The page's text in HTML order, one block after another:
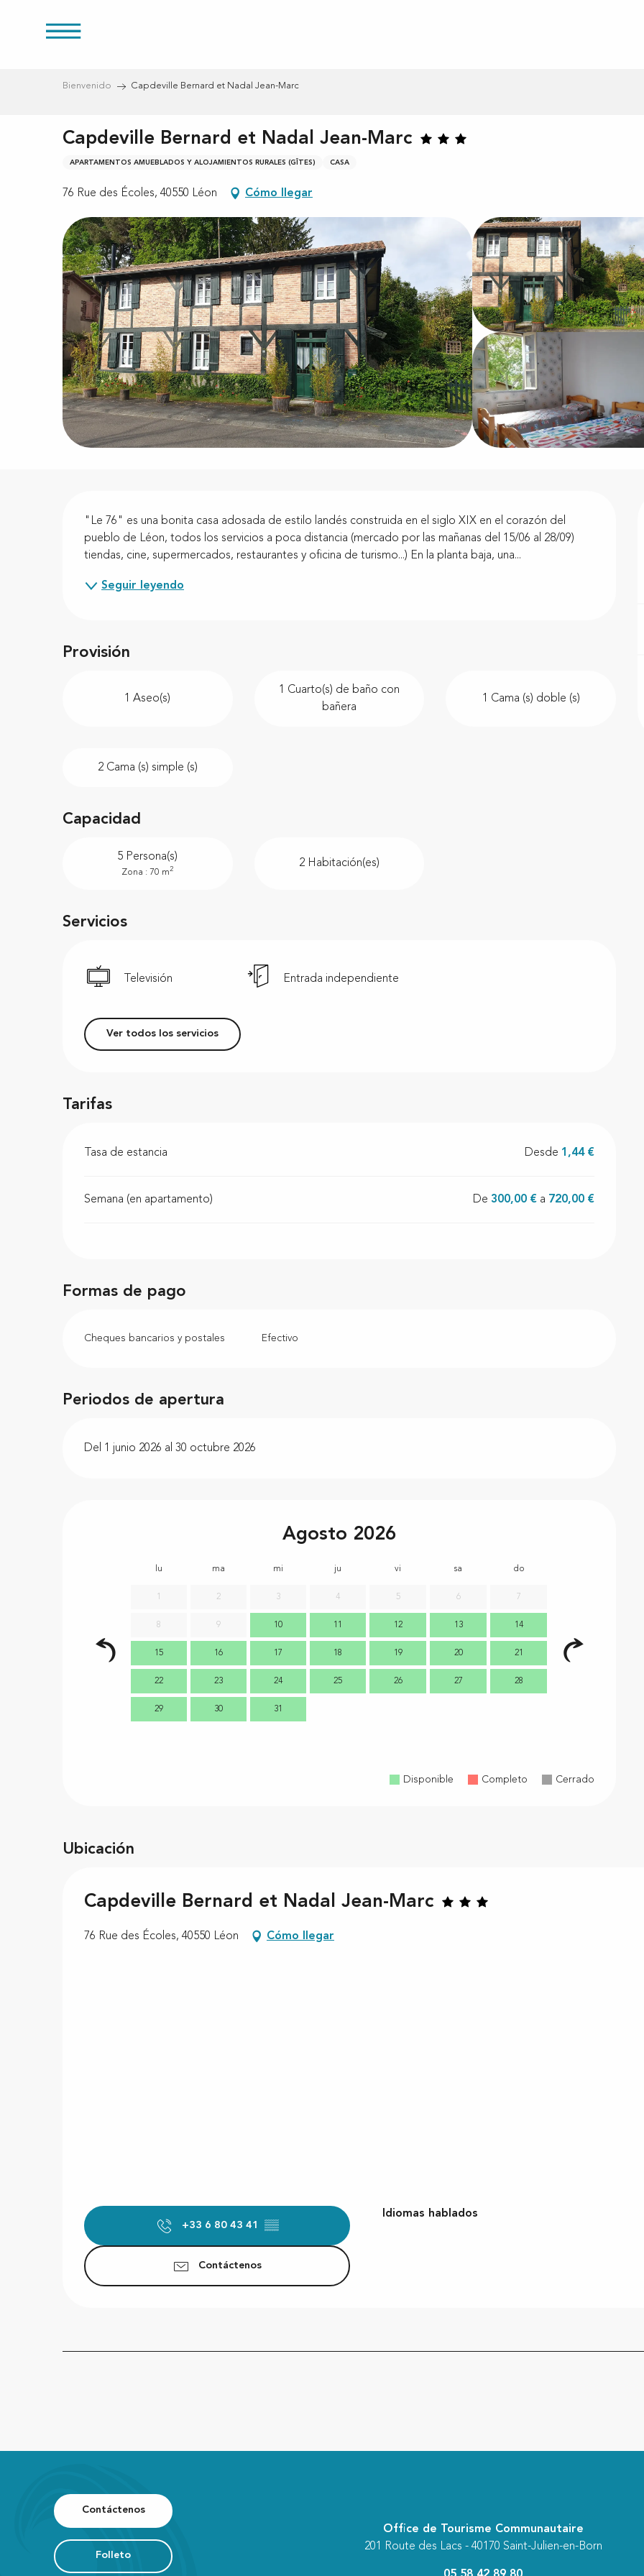
Bienvenido Capdeville Bernard et Nadal Jean-Marc
Capdeville Bernard et Nadal Jean-Marc
APARTAMENTOS AMUEBLADOS Y ALOJAMIENTOS RURALES (GÎTES) CASA
76 Rue des Écoles, 40550 Léon Cómo llegar
Descripción
"Le 76" es una bonita casa adosada de estilo landés construida en el siglo XIX en el corazón del
pueblo de Léon, todos los servicios a poca distancia (mercado por las mañanas del 15/06 al 28/09)
tiendas, cine, supermercados, restaurantes y oficina de turismo...) En la planta baja, una...
Seguir leyendo
Provisión
1 Aseo(s)
1 Cuarto(s) de baño con
bañera
1 Cama (s) doble (s)
2 Cama (s) simple (s)
Capacidad
5 Persona(s)
Zona : 70 m2
2 Habitación(es)
Servicios
Televisión Entrada independiente
Ver todos los servicios
Tarifas
Tasa de estancia Desde 1,44 €
Semana (en apartamento) De300,00 € a 720,00 €
Formas de pago
Cheques bancarios y postales Efectivo
Periodos de apertura
Del 1 junio 2026 al 30 octubre 2026
Agosto 2026
lu ma mi ju vi sa do
1 2 3 4 5 6 7
8 9 10 11 12 13 14
15 16 17 18 19 20 21
22 23 24 25 26 27 28
29 30 31
Disponible Completo Cerrado
Ubicación
Capdeville Bernard et Nadal Jean-Marc
76 Rue des Écoles, 40550 Léon Cómo llegar
+33 6 80 43 41 ▒▒
Contáctenos
Idiomas hablados
Idiomas hablados
Contáctenos
Folleto
Office de Tourisme Communautaire
201 Route des Lacs - 40170 Saint-Julien-en-Born